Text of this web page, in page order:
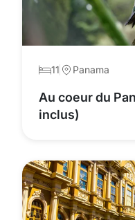
11 Panama
Au coeur du
inclus)